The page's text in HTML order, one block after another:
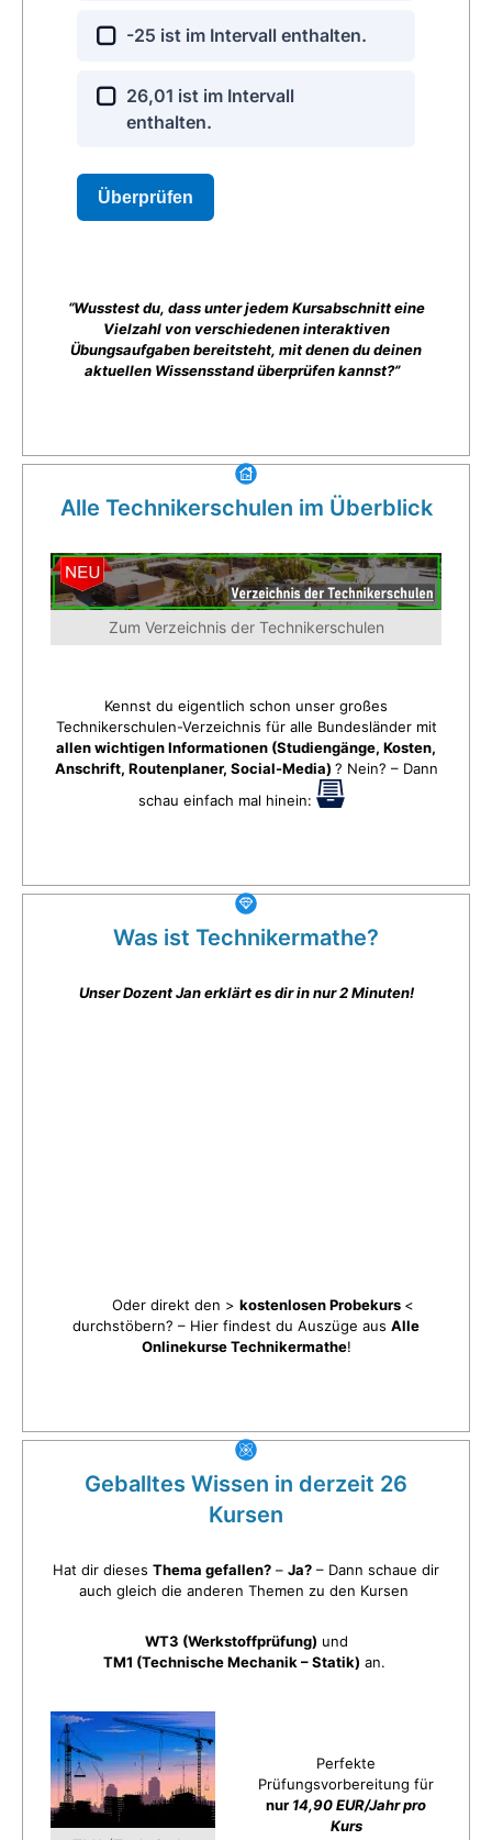
“Wusstest du, dass unter jedem Kursabschnitt eine
Vielzahl von verschiedenen interaktiven
Übungsaufgaben bereitsteht, mit denen du deinen
aktuellen Wissensstand überprüfen kannst?”
Alle Technikerschulen im Überblick
Zum Verzeichnis der Technikerschulen
Kennst du eigentlich schon unser großes
Technikerschulen-Verzeichnis für alle Bundesländer mit
allen wichtigen Informationen (Studiengänge, Kosten,
Anschrift, Routenplaner, Social-Media) ? Nein? – Dann
schau einfach mal hinein:
Was ist Technikermathe?
Unser Dozent Jan erklärt es dir in nur 2 Minuten!
Oder direkt den > kostenlosen Probekurs <
durchstöbern? – Hier findest du Auszüge aus Alle
Onlinekurse Technikermathe!
Geballtes Wissen in derzeit 26
Kursen
Hat dir dieses Thema gefallen? – Ja? – Dann schaue dir
auch gleich die anderen Themen zu den Kursen
WT3 (Werkstoffprüfung) und
TM1 (Technische Mechanik – Statik) an.
Perfekte
Prüfungsvorbereitung für
nur 14,90 EUR/Jahr pro
Kurs